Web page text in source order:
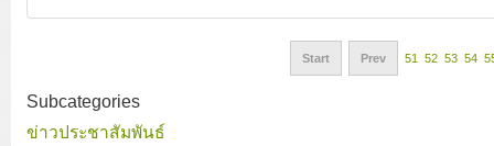
Start Prev 51 52 53 54
Subcategories
ข่าวประชาสัมพันธ์